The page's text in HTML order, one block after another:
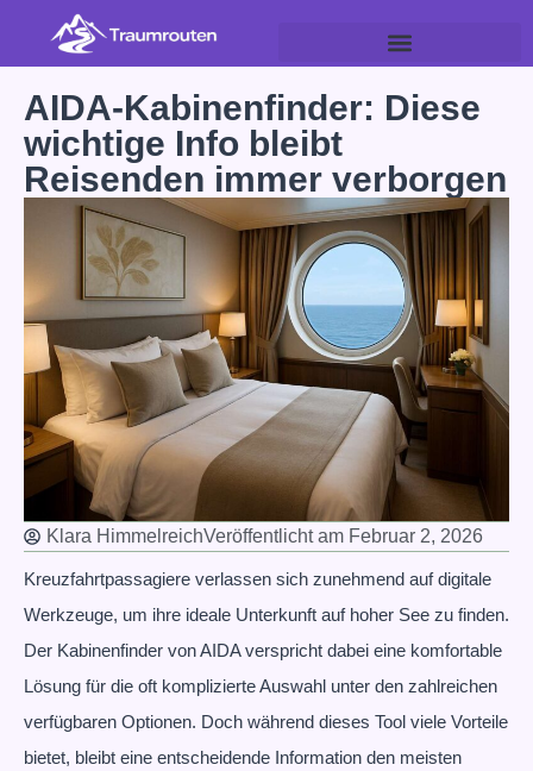
AIDA-Kabinenfinder: Diese
wichtige Info bleibt
Reisenden immer verborgen
Klara HimmelreichVeröffentlicht am Februar 2, 2026
Kreuzfahrtpassagiere verlassen sich zunehmend auf digitale
Werkzeuge, um ihre ideale Unterkunft auf hoher See zu finden.
Der Kabinenfinder von AIDA verspricht dabei eine komfortable
Lösung für die oft komplizierte Auswahl unter den zahlreichen
verfügbaren Optionen. Doch während dieses Tool viele Vorteile
bietet, bleibt eine entscheidende Information den meisten